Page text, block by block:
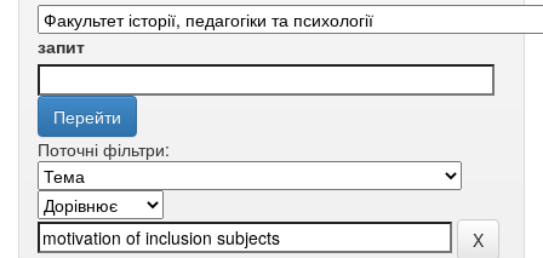
запит
Поточні фільтри: